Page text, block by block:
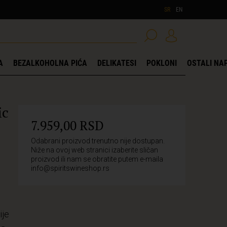
SR EN
BEZALKOHOLNA PIĆA DELIKATESI POKLONI OSTALI
7.959,00 RSD
Odabrani proizvod trenutno nije dostupan.
Niže na ovoj web stranici izaberite sličan
proizvod ili nam se obratite putem e-maila
info@spiritswineshop.rs